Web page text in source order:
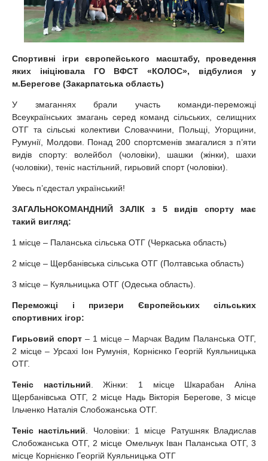
Спортивні ігри європейського масштабу, проведення
яких ініціювала ГО ВФСТ «КОЛОС», відбулися у
м.Берегове (Закарпатська область)
У змаганнях брали участь команди-переможці
Всеукраїнських змагань серед команд сільських, селищних
ОТГ та сільські колективи Словаччини, Польщі, Угорщини,
Румунії, Молдови. Понад 200 спортсменів змагалися з п’яти
видів спорту: волейбол (чоловіки), шашки (жінки), шахи
(чоловіки), теніс настільний, гирьовий спорт (чоловіки).
Увесь п’єдестал український!
ЗАГАЛЬНОКОМАНДНИЙ ЗАЛІК з 5 видів спорту має
такий вигляд:
1 місце – Паланська сільська ОТГ (Черкаська область)
2 місце – Щербанівська сільська ОТГ (Полтавська область)
3 місце – Куяльницька ОТГ (Одеська область).
Переможці і призери Європейських сільських
спортивних ігор:
Гирьовий спорт– 1 місце – Марчак Вадим Паланська ОТГ,
2 місце – Урсахі Іон Румунія, Корнієнко Георгій Куяльницька
ОТГ.
Теніс настільний . Жінки: 1 місце Шкарабан Аліна
Щербанівська ОТГ, 2 місце Надь Вікторія Берегове, 3 місце
Ільченко Наталія Слобожанська ОТГ.
Теніс настільний . Чоловіки: 1 місце Ратушняк Владислав
Слобожанська ОТГ, 2 місце Омельчук Іван Паланська ОТГ, 3
місце Корнієнко Георгій Куяльницька ОТГ